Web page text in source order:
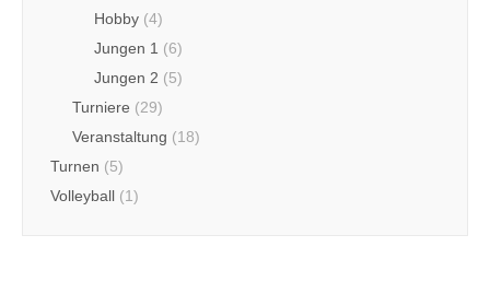
Hobby (4)
Jungen 1 (6)
Jungen 2 (5)
Turniere (29)
Veranstaltung (18)
Turnen (5)
Volleyball (1)